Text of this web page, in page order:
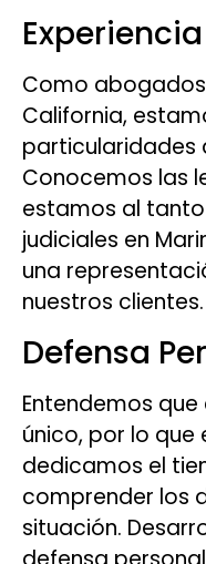
Como abogados
California,
particularidades
Conocemos las
estamos al
judiciales en
una
nuestros clientes.
Defensa
Entendemos
único, por lo
dedicamos el
comprender los
situación.